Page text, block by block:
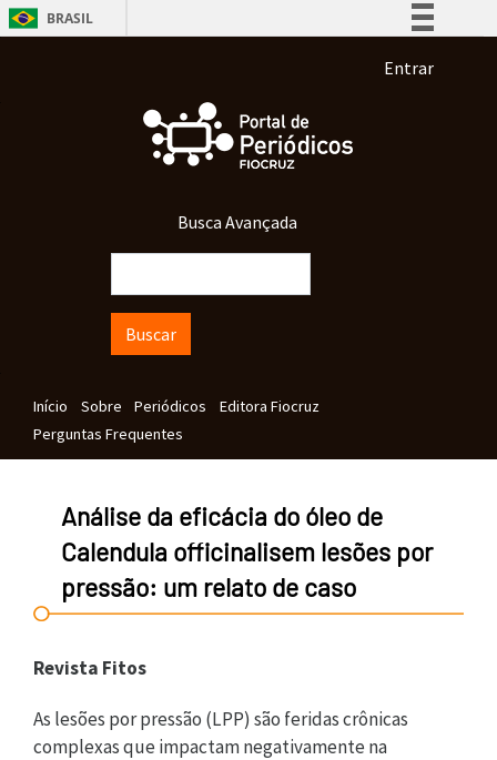
Pular para o conteúdo principal
BRASIL
Participe
Acesso à informação
Menu de
Entrar
Busca Avançada
Navegação principal
Início Sobre Periódicos
Editora Fiocruz
Perguntas Frequentes
Análise da eficácia do óleo de
Calendula officinalisem lesões por
pressão: um relato de caso
Revista Fitos
As lesões por pressão (LPP) são feridas crônicas
complexas que impactam negativamente na